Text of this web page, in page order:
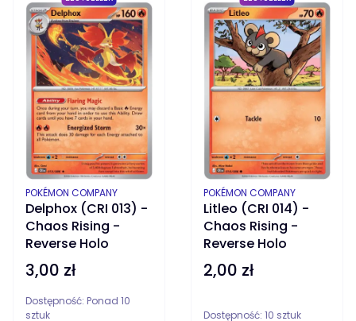
Delphox (CRI 013) -
Chaos Rising -
Reverse Holo
PRODUCENT
POKÉMON COMPANY
Cena
3,00 zł
Dostępność: Ponad 10
sztuk
Litleo (CRI 014) -
Chaos Rising -
Reverse Holo
PRODUCENT
POKÉMON COMPANY
Cena
2,00 zł
Dostępność: 10 sztuk